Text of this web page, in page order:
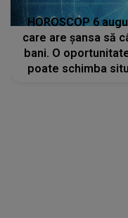
HOROSCOP 6
care are șansa să
bani. O
poate schimba